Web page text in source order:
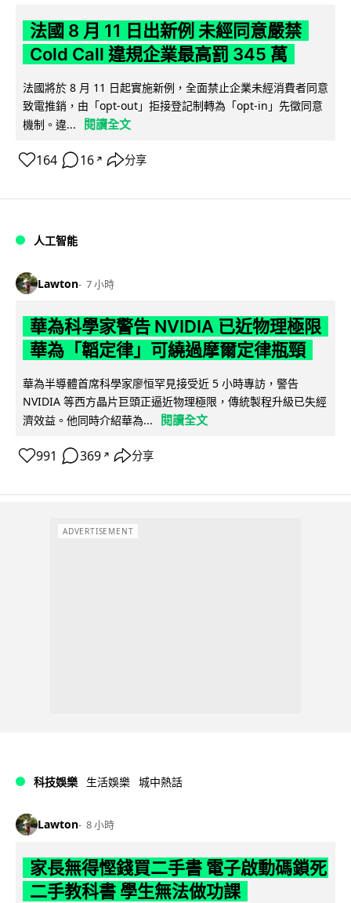
法國 8 月 11 日出新例 未經同意嚴禁
Cold Call 違規企業最高罰 345 萬
法國將於 8 月 11 日起實施新例，全面禁止企業未經消費者同意
致電推銷，由「opt-out」拒接登記制轉為「opt-in」先徵同意
機制。違...
閱讀全文
164 16 ↗ 分享
人工智能
Lawton 7 小時
華為科學家警告 NVIDIA 已近物理極限
華為「韜定律」可繞過摩爾定律瓶頸
華為半導體首席科學家廖恒罕見接受近 5 小時專訪，警告
NVIDIA 等西方晶片巨頭正逼近物理極限，傳統製程升級已失經
濟效益。他同時介紹華為...
閱讀全文
991 369 ↗ 分享
ADVERTISEMENT
科技娛樂 生活娛樂 城中熱話
Lawton 8 小時
家長無得慳錢買二手書 電子啟動碼鎖死
二手教科書 學生無法做功課